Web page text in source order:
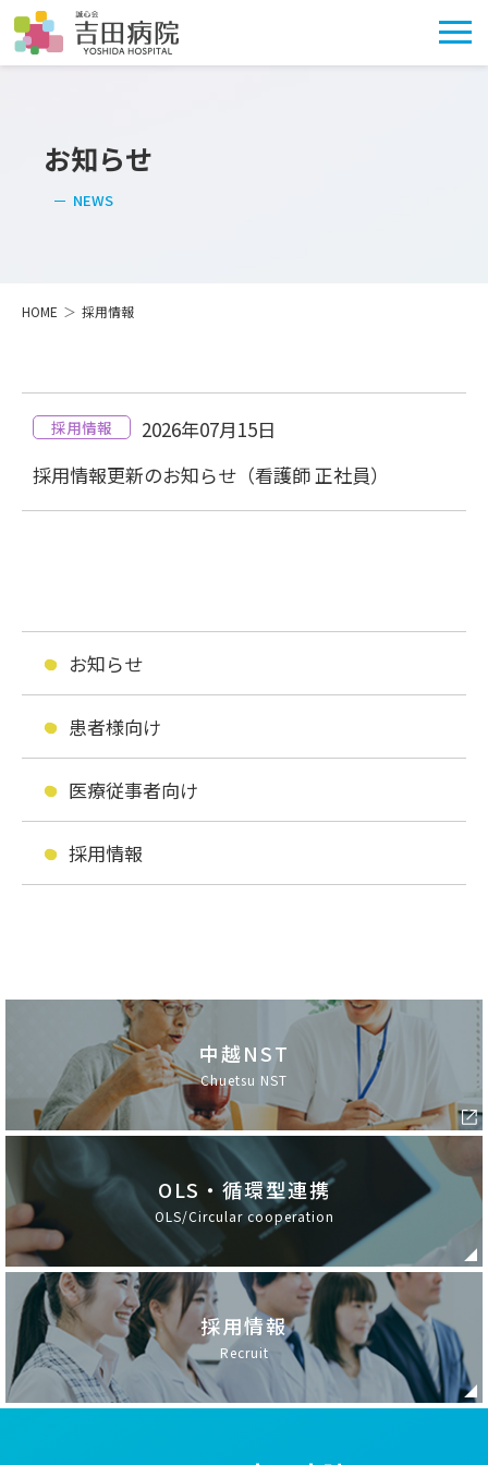
お知らせ
NEWS
HOME 採用情報
お知らせ
患者様向け
医療従事者向け
採用情報
2026年07月15日
採用情報
採用情報更新のお知らせ（看護師 正社員）
中越NST
Chuetsu NST
OLS・循環型連携
OLS/Circular cooperation
採用情報
Recruit